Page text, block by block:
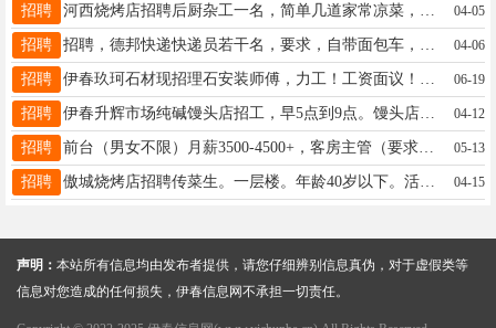
招聘 04-05
招聘 04-06
招聘 06-19
招聘 伊春升辉市场纯碱馒头店招工，早5点到9点。馒头店出兑。接手即可营业，非诚勿扰。姜15754586500 04-12
招聘 前台（男女不限）月薪3500-4500+，客房主管（要求有经验）月薪4500-6000张15246929696 05-13
招聘 傲城烧烤店招聘传菜生。一层楼。年龄40岁以下。活简单。有人带。有意者打电话13846607701女士13846607701 04-15
声明： 本站所有信息均由发布者提供，请您仔细辨别信息真伪，对于虚假类等
信息对您造成的任何损失，伊春信息网不承担一切责任。